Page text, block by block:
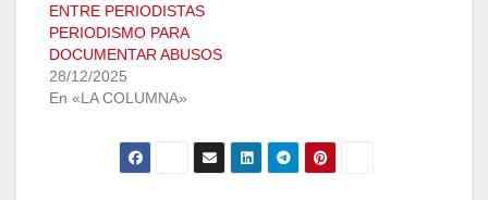
ENTRE PERIODISTAS
PERIODISMO PARA
DOCUMENTAR ABUSOS
28/12/2025
En «LA COLUMNA»